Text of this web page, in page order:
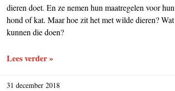
dieren doet. En ze nemen hun maatregelen voor hun
hond of kat. Maar hoe zit het met wilde dieren? Wat
kunnen die doen?
Lees verder »
31 december 2018